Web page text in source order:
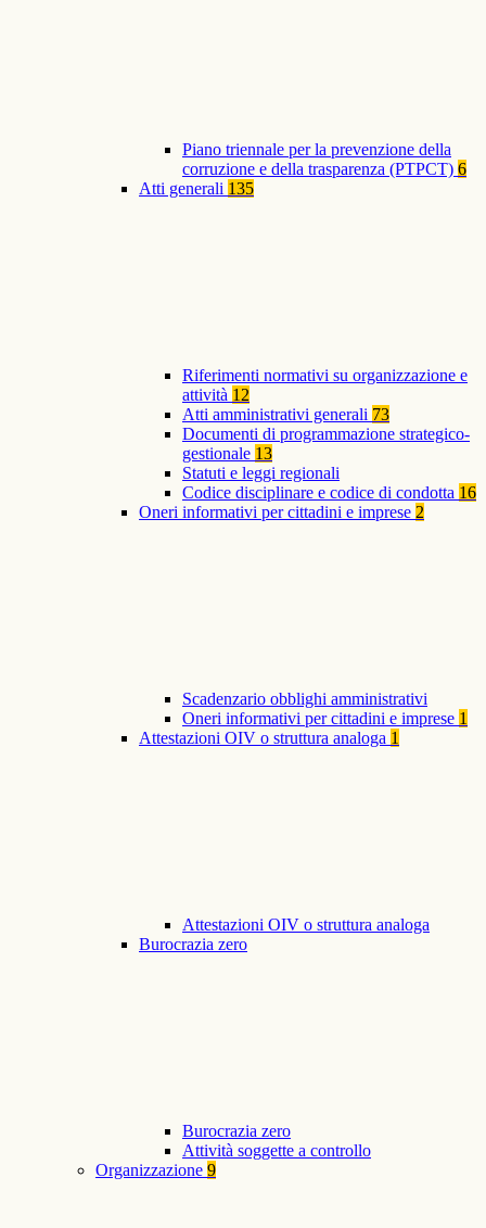
Piano triennale per la prevenzione della
corruzione e della trasparenza (PTPCT) 6
Atti generali 135
Riferimenti normativi su organizzazione e
attività 12
Atti amministrativi generali 73
Documenti di programmazione strategico-
gestionale 13
Statuti e leggi regionali
Codice disciplinare e codice di condotta 16
Oneri informativi per cittadini e imprese 2
Scadenzario obblighi amministrativi
Oneri informativi per cittadini e imprese 1
Attestazioni OIV o struttura analoga 1
Attestazioni OIV o struttura analoga
Burocrazia zero
Burocrazia zero
Attività soggette a controllo
Organizzazione 9